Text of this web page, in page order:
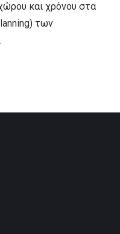
και χρόνου στα
των